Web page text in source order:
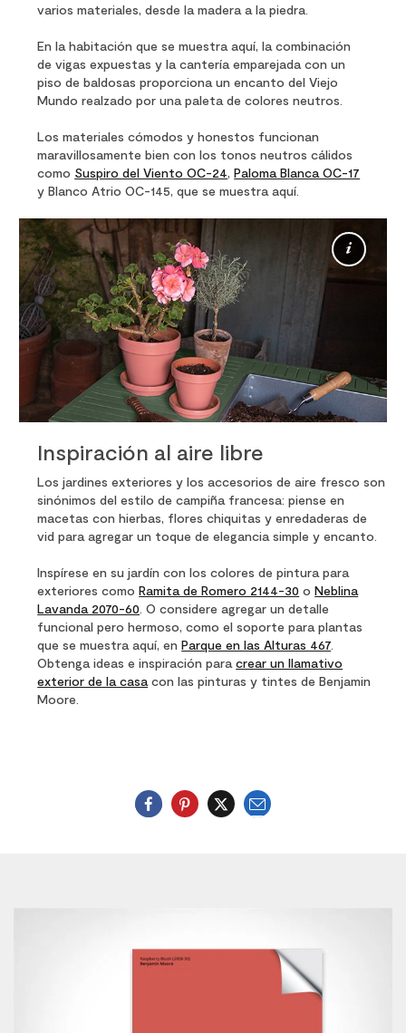
varios materiales, desde la madera a la piedra.
En la habitación que se muestra aquí, la combinación
de vigas expuestas y la cantería emparejada con un
piso de baldosas proporciona un encanto del Viejo
Mundo realzado por una paleta de colores neutros.
Los materiales cómodos y honestos funcionan
maravillosamente bien con los tonos neutros cálidos
como Suspiro del Viento OC-24,Paloma Blanca OC-17
y Blanco Atrio OC-145, que se muestra aquí.
Más
Inspiración al aire libre
Los jardines exteriores y los accesorios de aire fresco son
sinónimos del estilo de campiña francesa: piense en
macetas con hierbas, flores chiquitas y enredaderas de
vid para agregar un toque de elegancia simple y encanto.
Inspírese en su jardín con los colores de pintura para
exteriores comoRamita de Romero 2144-30 oNeblina
Lavanda 2070-60 . O considere agregar un detalle
funcional pero hermoso, como el soporte para plantas
que se muestra aquí, enParque en las Alturas 467
Obtenga ideas e inspiración paracrear un llamativo
exterior de la casa con las pinturas y tintes de Benjamin
Moore.
E-